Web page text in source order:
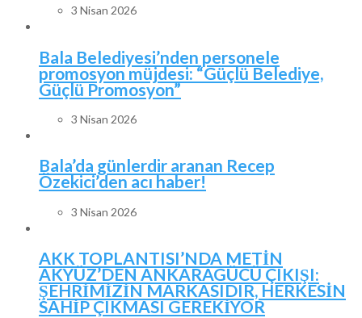
3 Nisan 2026
Bala Belediyesi’nden personele
promosyon müjdesi: “Güçlü Belediye,
Güçlü Promosyon”
3 Nisan 2026
Bala’da günlerdir aranan Recep
Özekici’den acı haber!
3 Nisan 2026
AKK TOPLANTISI’NDA METİN
AKYÜZ’DEN ANKARAGÜCÜ ÇIKIŞI:
ŞEHRİMİZİN MARKASIDIR, HERKESİN
SAHİP ÇIKMASI GEREKİYOR